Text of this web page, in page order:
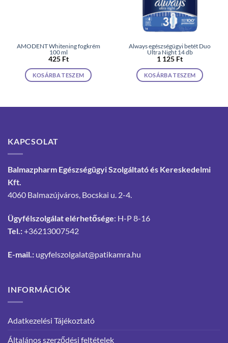
AMODENT Whitening fogkrém
100 ml
425 Ft
KOSÁRBA TESZEM
Always egészségügyi betét Duo
Ultra Night 14 db
1 125 Ft
KOSÁRBA TESZEM
KAPCSOLAT
Balmazpharm Egészségügyi Szolgáltató és Kereskedelmi
Kft.
4060 Balmazújváros, Bocskai u. 2-4.
Ügyfélszolgálat elérhetősége: H-P 8-16
Tel.:+36213007542
E-mail.: ugyfelszolgalat@patikamra.hu
INFORMÁCIÓK
Adatkezelési Tájékoztató
Általános szerződési feltételek